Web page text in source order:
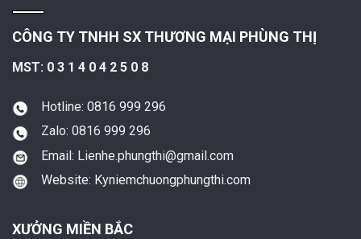
CÔNG TY TNHH SX THƯƠNG MẠI PHÙNG THỊ
MST: 0 3 1 4 0 4 2 5 0 8
Hotline: 0816 999 296
Zalo: 0816 999 296
Email: Lienhe.phungthi@gmail.com
Website: Kyniemchuongphungthi.com
XƯỞNG MIỀN BẮC